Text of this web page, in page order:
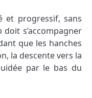
et progressif, sans
s’accompagner
que les hanches
la descente vers la
par le bas du